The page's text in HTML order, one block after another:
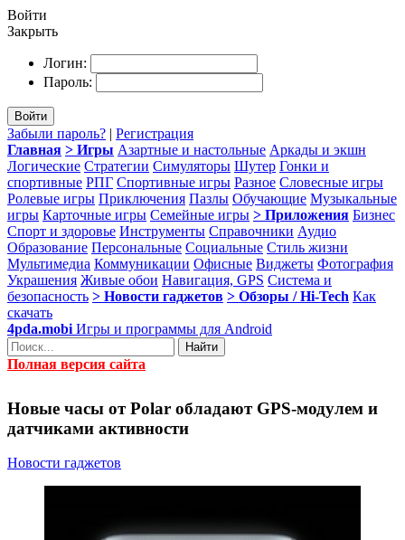
Войти
Закрыть
Логин:
Пароль:
Войти
Забыли пароль? | Регистрация
Главная > Игры Азартные и настольные Аркады и экшн
Логические Стратегии Симуляторы Шутер Гонки и
спортивные РПГ Спортивные игры Разное Словесные игры
Ролевые игры Приключения Пазлы Обучающие Музыкальные
игры Карточные игры Семейные игры > Приложения Бизнес
Спорт и здоровье Инструменты Справочники Аудио
Образование Персональные Социальные Стиль жизни
Мультимедиа Коммуникации Офисные Виджеты Фотография
Украшения Живые обои Навигация, GPS Система и
безопасность > Новости гаджетов > Обзоры / Hi-Tech Как
скачать
4pda.mobi Игры и программы для Android
Найти
Полная версия сайта
Новые часы от Polar обладают GPS-модулем и
датчиками активности
Новости гаджетов